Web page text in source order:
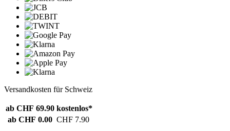
Versandkosten für Schweiz
ab CHF 69.90 kostenlos*
ab CHF 0.00 CHF 7.90